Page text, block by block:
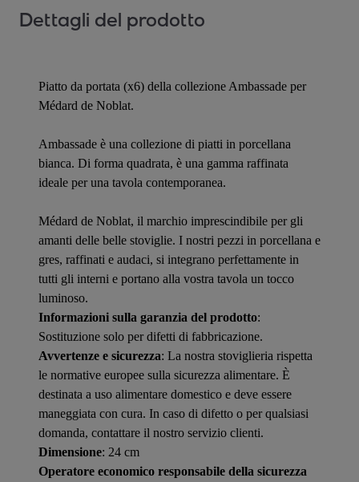
Dettagli del prodotto
Piatto da portata (x6) della collezione Ambassade per
Médard de Noblat.
Ambassade è una collezione di piatti in porcellana
bianca. Di forma quadrata, è una gamma raffinata
ideale per una tavola contemporanea.
Médard de Noblat, il marchio imprescindibile per gli
amanti delle belle stoviglie. I nostri pezzi in porcellana e
gres, raffinati e audaci, si integrano perfettamente in
tutti gli interni e portano alla vostra tavola un tocco
luminoso.
Informazioni sulla garanzia del prodotto:
Sostituzione solo per difetti di fabbricazione.
Avvertenze e sicurezza: La nostra stoviglieria rispetta
le normative europee sulla sicurezza alimentare. È
destinata a uso alimentare domestico e deve essere
maneggiata con cura. In caso di difetto o per qualsiasi
domanda, contattare il nostro servizio clienti.
Dimensione: 24 cm
Operatore economico responsabile della sicurezza